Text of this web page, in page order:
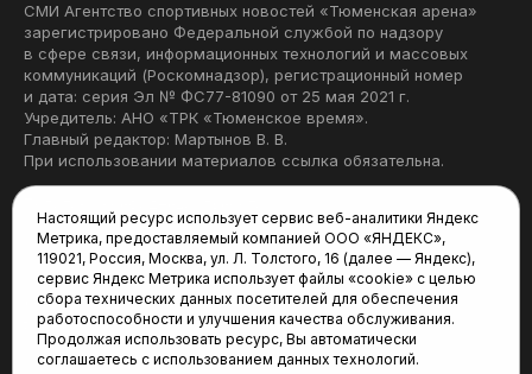
СМИ Агентство спортивных новостей «Тюменская арена»
зарегистрировано Федеральной службой по надзору
в сфере связи, информационных технологий и массовых
коммуникаций (Роскомнадзор), регистрационный номер
и дата: серия Эл № ФС77-81090 от 25 мая 2021 г.
Учредитель: АНО «ТРК «Тюменское время».
Главный редактор: Мартынов В. В.
При использовании материалов ссылка обязательна.
Редакция:
625035, Тюмень, пр. Геологоразведчиков, 28А
(3452) 68-22-28
tum-arena@mail.ru
Отдел продаж:
Настоящий ресурс использует сервис веб-аналитики Яндекс
Метрика, предоставляемый компанией ООО «ЯНДЕКС»,
119021, Россия, Москва, ул. Л. Толстого, 16 (далее — Яндекс),
сервис Яндекс Метрика использует файлы «cookie» с целью
сбора технических данных посетителей для обеспечения
работоспособности и улучшения качества обслуживания.
Продолжая использовать ресурс, Вы автоматически
соглашаетесь с использованием данных технологий.